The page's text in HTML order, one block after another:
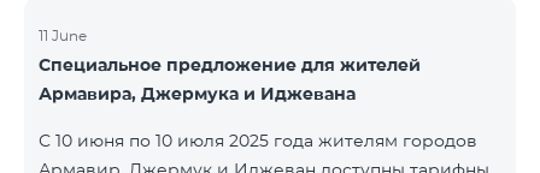
11 June
Специальное предложение для жителей
Армавира, Джермука и Иджевана
С 10 июня по 10 июля 2025 года жителям городов